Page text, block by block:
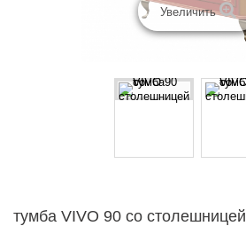
Увеличить
тумба VIVO 90 со столешницей